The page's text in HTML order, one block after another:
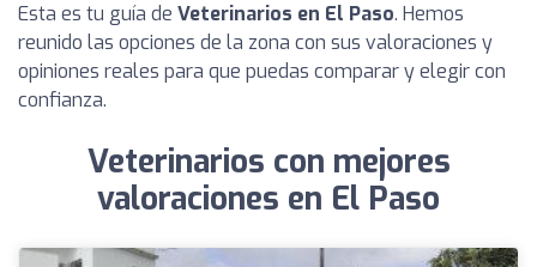
Esta es tu guía de Veterinarios en El Paso. Hemos
reunido las opciones de la zona con sus valoraciones y
opiniones reales para que puedas comparar y elegir con
confianza.
Veterinarios con mejores
valoraciones en El Paso